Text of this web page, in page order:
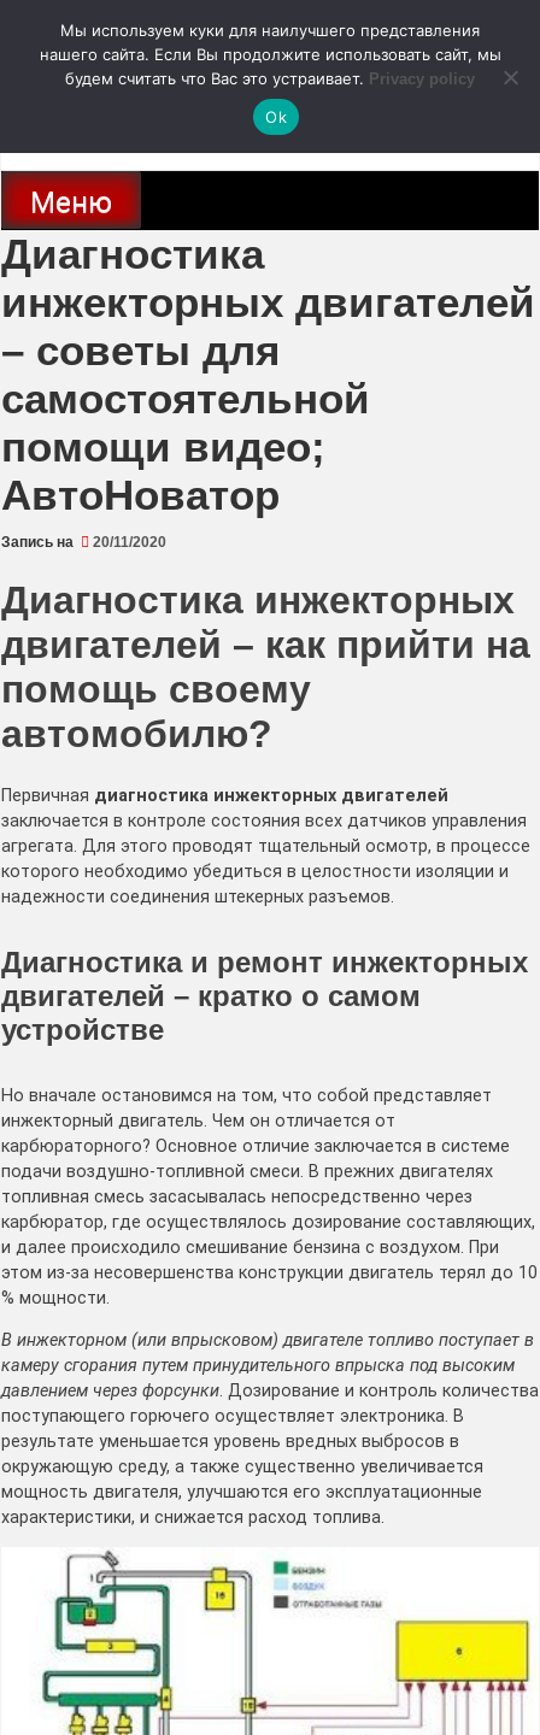
содержимому
autodoc24.ru
Новости про современные автомобили и не только, новинки зарубежного
и отечественного автопрома
Меню
Диагностика
инжекторных двигателей
– советы для
самостоятельной
помощи видео;
АвтоНоватор
Запись на 20/11/2020
Диагностика инжекторных
двигателей – как прийти на
помощь своему
автомобилю?
Первичная диагностика инжекторных двигателей
заключается в контроле состояния всех датчиков управления
агрегата. Для этого проводят тщательный осмотр, в процессе
которого необходимо убедиться в целостности изоляции и
надежности соединения штекерных разъемов.
Диагностика и ремонт инжекторных
двигателей – кратко о самом
устройстве
Но вначале остановимся на том, что собой представляет
инжекторный двигатель. Чем он отличается от
карбюраторного? Основное отличие заключается в системе
подачи воздушно-топливной смеси. В прежних двигателях
топливная смесь засасывалась непосредственно через
карбюратор, где осуществлялось дозирование составляющих,
и далее происходило смешивание бензина с воздухом. При
этом из-за несовершенства конструкции двигатель терял до 10
% мощности.
В инжекторном (или впрысковом) двигателе топливо поступает в
камеру сгорания путем принудительного впрыска под высоким
давлением через форсунки. Дозирование и контроль количества
поступающего горючего осуществляет электроника. В
результате уменьшается уровень вредных выбросов в
окружающую среду, а также существенно увеличивается
мощность двигателя, улучшаются его эксплуатационные
характеристики, и снижается расход топлива.
Мы используем куки для наилучшего представления
нашего сайта. Если Вы продолжите использовать сайт, мы
будем считать что Вас это устраивает. Privacy policy
Ok